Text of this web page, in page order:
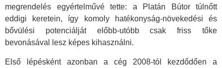
megrendelés egyértelművé tette: a Platán Bútor túlnőtt
eddigi keretein, így komoly hatékonyság-növekedési és
bővülési potenciálját előbb-utóbb csak friss tőke
bevonásával lesz képes kihasználni.
Első lépésként azonban a cég 2008-tól kezdődően a